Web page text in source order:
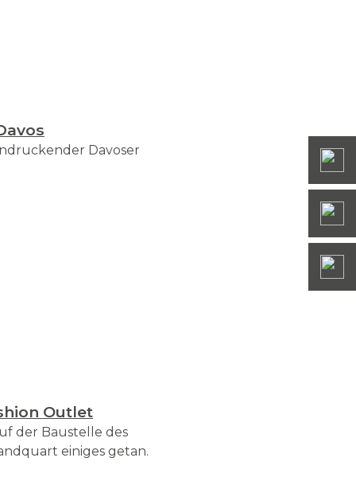
Davoser
Outlet
der Baustelle des
einiges getan.